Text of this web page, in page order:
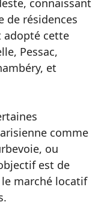
de résidences
adopté cette
Pessac,
et
comme
ou
est de
marché locatif